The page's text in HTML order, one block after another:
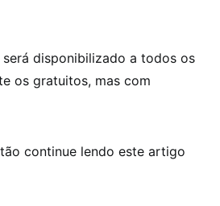
será disponibilizado a todos os
os gratuitos, mas com
continue lendo este artigo